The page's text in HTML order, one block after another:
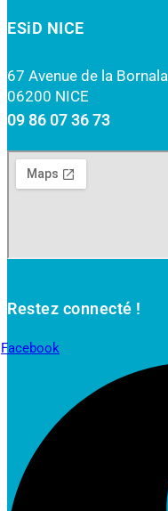
ESiD NICE
67 Avenue de la Bornala
06200 NICE
09 86 07 36 73
Restez connecté !
Facebook